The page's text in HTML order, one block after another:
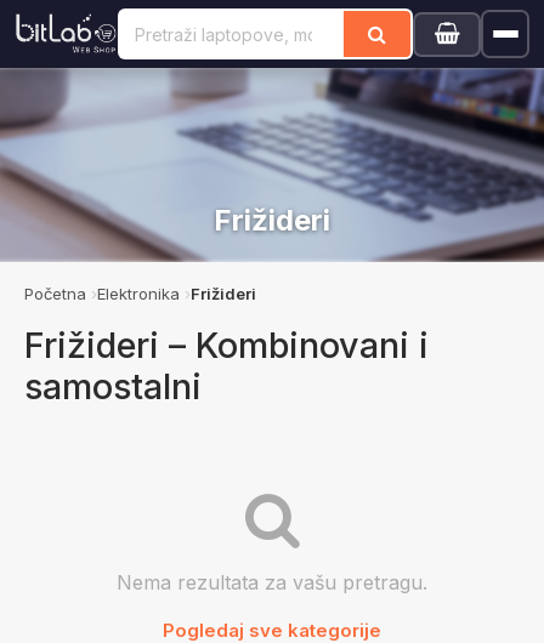
Frižideri
Početna Elektronika Frižideri
Frižideri – Kombinovani i
samostalni
Nema rezultata za vašu pretragu.
Pogledaj sve kategorije